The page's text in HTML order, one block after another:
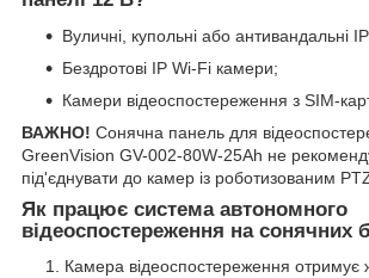
Вуличні, купольні або антивандальні
Бездротові IP Wi-Fi камери;
Камери відеоспостереження з SIM-
ВАЖНО! Сонячна панель для
GreenVision GV-002-80W-25Ah не
під'єднувати до камер із роботизованим
Як працює система автономного
відеоспостереження на сонячних
Камера відеоспостереження отримує